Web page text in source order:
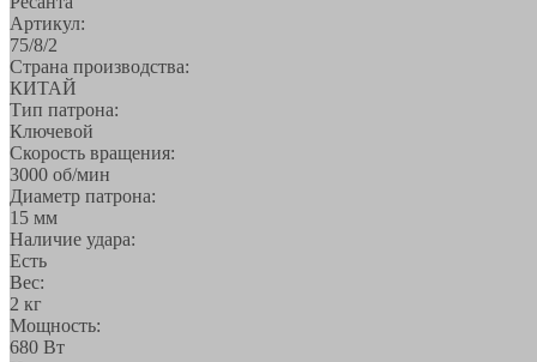
Артикул:
75/8/2
Страна производства:
КИТАЙ
Тип патрона:
Ключевой
Скорость вращения:
3000 об/мин
Диаметр патрона:
15 мм
Наличие удара:
Есть
Вес:
2 кг
Мощность:
680 Вт